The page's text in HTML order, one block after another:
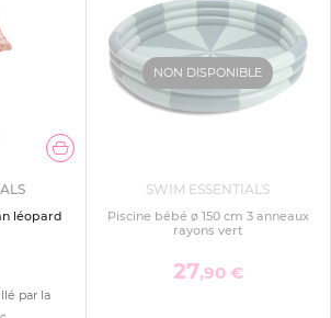
léopard
par la
NON DISPONIBLE
SWIM ESSENTIALS
Piscine bébé ø 150 cm 3 anneaux
rayons vert
27,90 €